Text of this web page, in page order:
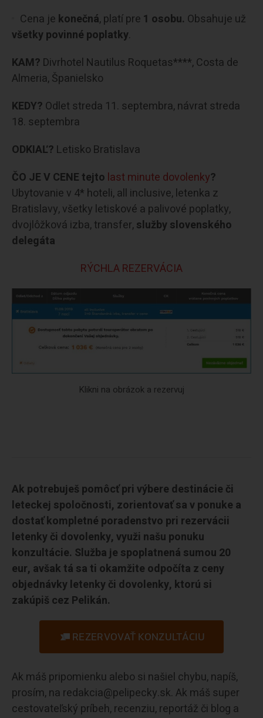
Cena je konečná, platí pre 1 osobu. Obsahuje už
všetky povinné poplatky.
KAM? Divrhotel Nautilus Roquetas****, Costa de
Almeria, Španielsko
KEDY? Odlet streda 11. septembra, návrat streda
18. septembra
ODKIAĽ? Letisko Bratislava
ČO JE V CENE tejto last minute dovolenky?
Ubytovanie v 4* hoteli, all inclusive, letenka z
Bratislavy, všetky letiskové a palivové poplatky,
dvojlôžková izba, transfer, služby slovenského
delegáta
RÝCHLA REZERVÁCIA
Klikni na obrázok a rezervuj
Ak potrebuješ pomôcť pri výbere destinácie či
leteckej spoločnosti, zorientovať sa v ponuke a
dostať kompletné poradenstvo pri rezervácii
letenky či dovolenky, využi našu ponuku
konzultácie. Služba je spoplatnená sumou 20
eur, avšak tá sa ti okamžite odpočíta z ceny
objednávky letenky či dovolenky, ktorú si
zakúpiš cez Pelikán.
REZERVOVAŤ KONZULTÁCIU
Ak máš pripomienku alebo si našiel chybu, napíš,
prosím, na redakcia@pelipecky.sk. Ak máš super
cestovateľský príbeh, recenziu, reportáž či blog a